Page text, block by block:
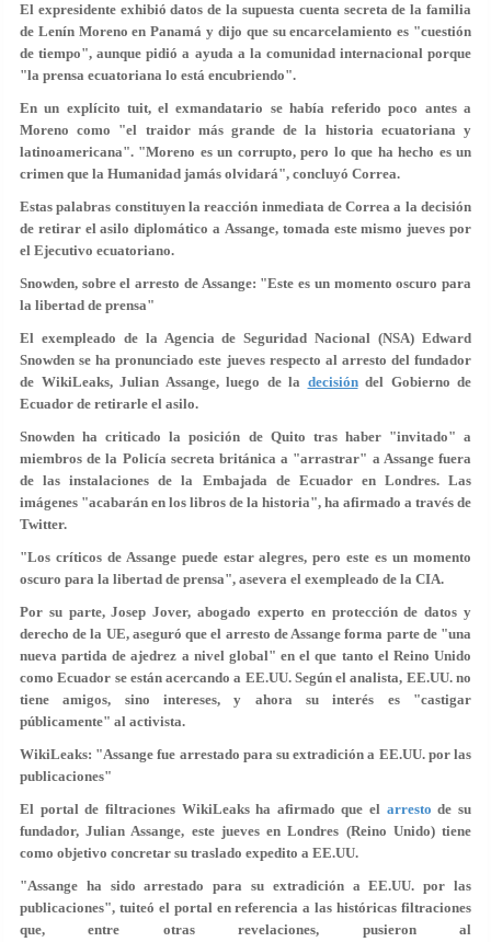
El expresidente exhibió datos de la supuesta cuenta secreta de la familia
de Lenín Moreno en Panamá y dijo que su encarcelamiento es "cuestión
de tiempo", aunque pidió a ayuda a la comunidad internacional porque
"la prensa ecuatoriana lo está encubriendo".
En un explícito tuit, el exmandatario se había referido poco antes a
Moreno como "el traidor más grande de la historia ecuatoriana y
latinoamericana". "Moreno es un corrupto, pero lo que ha hecho esun
crimen que la Humanidad jamás olvidará", concluyó Correa.
Estas palabras constituyen la reacción inmediata de Correa a la decisión
de retirar el asilo diplomático a Assange, tomada este mismo jueves por
el Ejecutivo ecuatoriano.
Snowden, sobre el arresto de Assange: "Este es un momento oscuro para
la libertad de prensa"
El exempleado de la Agencia de Seguridad Nacional (NSA) Edward
Snowden se ha pronunciado este jueves respecto al arresto del fundador
de WikiLeaks, Julian Assange, luego de la decisióndel Gobierno de
Ecuador de retirarle el asilo.
Snowden ha criticado la posición de Quito tras haber "invitado" a
miembros de la Policía secreta británica a "arrastrar" a Assange fuera
de las instalaciones de la Embajada de Ecuador en Londres. Las
imágenes "acabarán en los libros de la historia", ha afirmado a través de
Twitter.
"Los críticos de Assange puede estar alegres, pero estees un momento
oscuro para la libertad de prensa", asevera el exempleado de la CIA.
Por su parte, Josep Jover, abogado experto en protección de datos y
derecho de la UE, aseguró que el arresto de Assange forma parte de "una
nueva partida de ajedrez a nivel global" en el que tanto el Reino Unido
como Ecuador se están acercando a EE.UU. Según el analista, EE.UU. no
tiene amigos, sino intereses, y ahora su interés es "castigar
públicamente" al activista.
WikiLeaks: "Assange fue arrestado para su extradición a EE.UU. por las
publicaciones"
El portal de filtraciones WikiLeaks ha afirmado que el arresto de su
fundador, Julian Assange, este jueves en Londres (Reino Unido) tiene
como objetivo concretar su traslado expedito a EE.UU.
"Assange ha sido arrestado para su extradición a EE.UU. por las
publicaciones", tuiteó el portal en referencia a las históricas filtraciones
que, entre otras revelaciones, pusieron al